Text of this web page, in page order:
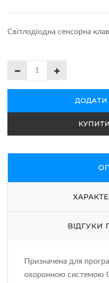
Світлодіодна сенсорна
КУПИТИ
ВІДГУКИ
Призначена для
охоронною системою